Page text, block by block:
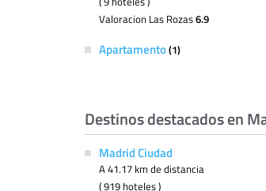
Valoracion Las Rozas6.9
Apartamento(1)
Destinos destacados en
Madrid Ciudad
A 41.17 km de distancia
( 919 hoteles )